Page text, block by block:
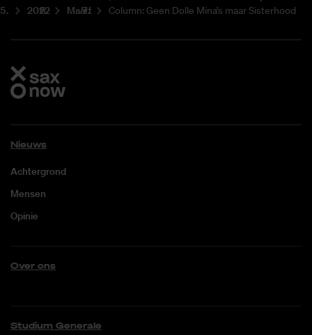
2022
Maart Column: Geen Dolle Mina’s maar Sisterhood
Nieuws
Achtergrond
Mensen
Opinie
Over ons
Studium Generale